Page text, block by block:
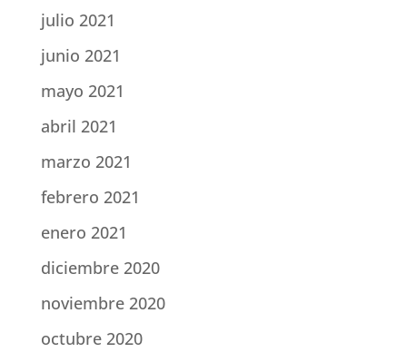
julio 2021
junio 2021
mayo 2021
abril 2021
marzo 2021
febrero 2021
enero 2021
diciembre 2020
noviembre 2020
octubre 2020